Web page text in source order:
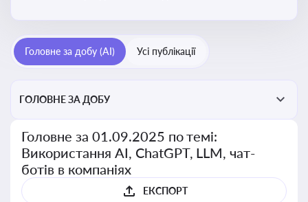
ефективність і знизити витрати компаній
Головне за добу (AI) Усі публікації
ГОЛОВНЕ ЗА ДОБУ
Головне за 01.09.2025 по темі:
Використання AI, ChatGPT, LLM, чат-
ботів в компаніях
ЕКСПОРТ